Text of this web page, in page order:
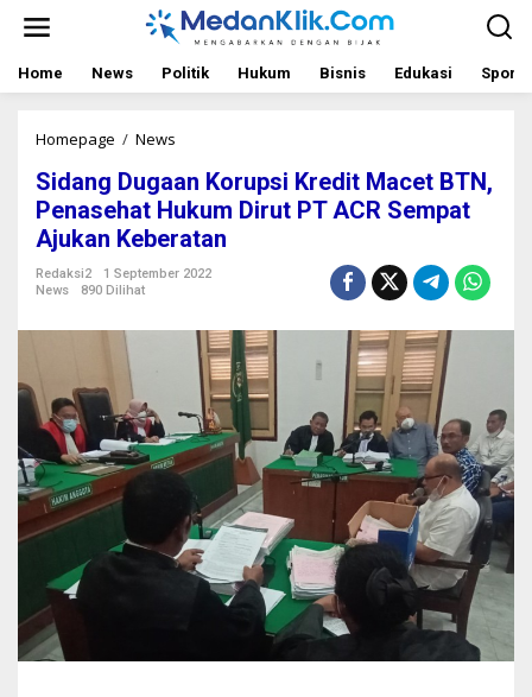
t
Home News Politik Hukum Bisnis Edukasi Sport
Homepage / News
d
a
n
g
D
a
o
r
u
p
i
K
r
Sidang Dugaan Korupsi Kredit Macet BTN,
Penasehat Hukum Dirut PT ACR Sempat
Ajukan Keberatan
Redaksi2
1 September 2022
News
890 Dilihat